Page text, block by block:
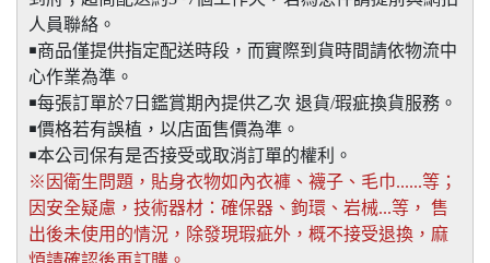
人員聯絡。
￭商品僅提供指定配送時段，而實際到貨時間請依物流中
心作業為準。
￭每張訂單於7日鑑賞期內提供乙次 退貨/瑕疵換貨服務。
￭價格若有誤植，以店面售價為準。
￭本公司保有是否接受或取消訂單的權利。
※因衛生問題，貼身衣物如內衣褲、襪子、毛巾......等；
因安全疑慮，技術器材：確保器、鉤環、岩械...等， 售
出後未使用的情況，除發現瑕疵外，概不接受退換，麻